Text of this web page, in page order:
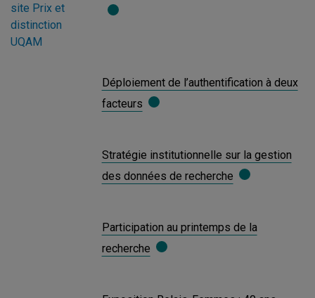
Déploiement de l’authentification à deux
facteurs
Stratégie institutionnelle sur la gestion
des données de recherche
Participation au printemps de la
recherche